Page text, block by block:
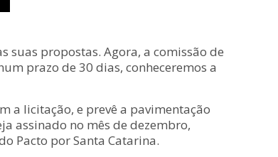
suas propostas. Agora, a comissão de
prazo de 30 dias, conheceremos a
a licitação, e prevê a pavimentação
assinado no mês de dezembro,
Pacto por Santa Catarina.